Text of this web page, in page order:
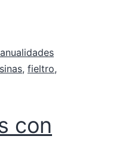
, fieltro,
con